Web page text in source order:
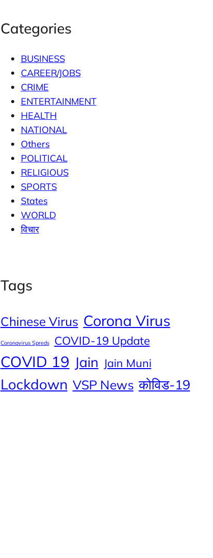
Categories
BUSINESS
CAREER/JOBS
CRIME
ENTERTAINMENT
HEALTH
NATIONAL
Others
POLITICAL
RELIGIOUS
SPORTS
States
WORLD
विचार
Tags
Chinese Virus Corona Virus
Coronavirus Spreds COVID-19 Update
COVID 19 Jain Jain Muni
Lockdown VSP News कोविड-19